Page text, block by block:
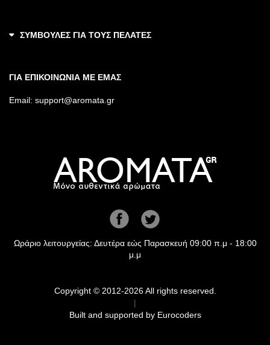
ΣΥΜΒΟΥΛΕΣ ΓΙΑ ΤΟΥΣ ΠΕΛΑΤΕΣ
ΓΙΑ ΕΠΙΚΟΙΝΩΝΙΑ ΜΕ ΕΜΑΣ
Email: support@aromata.gr
Ωράριο λειτουργείας: Δευτέρα εώς Παρασκευή 09:00 π.μ - 18:00
μ.μ
Copyright © 2012-2026 All rights reserved.
|
Built and supported by Eurocoders